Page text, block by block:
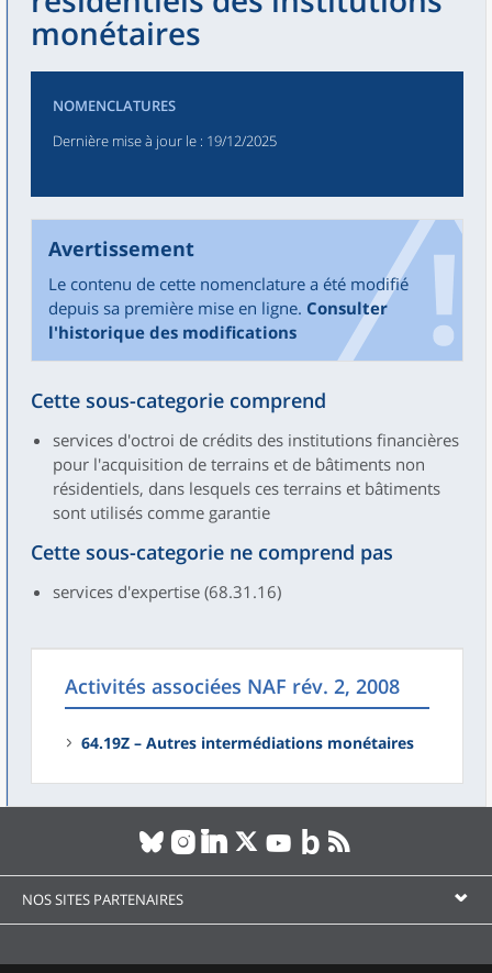
monétaires
NOMENCLATURES
Dernière mise à jour le : 19/12/2025
Avertissement
Le contenu de cette nomenclature a été modifié
depuis sa première mise en ligne. Consulter
l'historique des modifications
Cette sous-categorie comprend
services d'octroi de crédits des institutions financières
pour l'acquisition de terrains et de bâtiments non
résidentiels, dans lesquels ces terrains et bâtiments
sont utilisés comme garantie
Cette sous-categorie ne comprend pas
services d'expertise (68.31.16)
Activités associées NAF rév. 2, 2008
64.19Z – Autres intermédiations monétaires
NOS SITES PARTENAIRES